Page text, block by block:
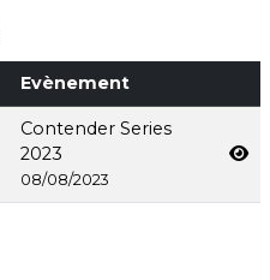
Evènement
Contender Series
2023
08/08/2023